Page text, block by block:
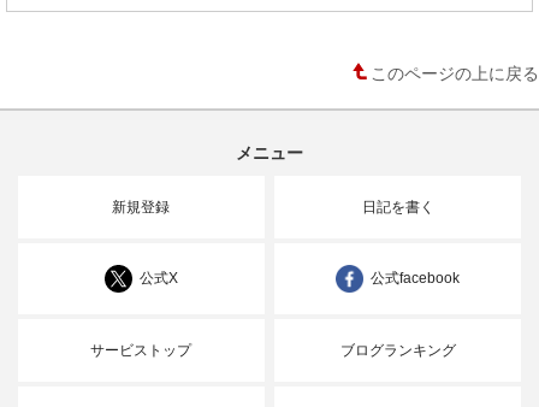
このページの上に戻る
メニュー
新規登録 日記を書く
公式X 公式facebook
サービストップ ブログランキング